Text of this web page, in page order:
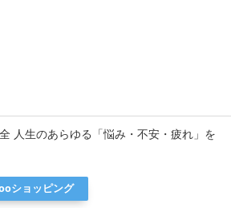
人生のあらゆる「悩み・不安・疲れ」を
ショッピング